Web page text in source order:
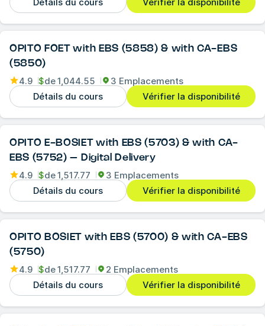
OPITO FOET with EBS (5858) & with CA-EBS
(5850)
4.9 $de1,044.55
3 Emplacements
Détails du cours
Vérifier la disponibilité
OPITO E-BOSIET with EBS (5703) & with CA-
EBS (5752) – Digital Delivery
4.9 $de1,517.77
3 Emplacements
Détails du cours
Vérifier la disponibilité
OPITO BOSIET with EBS (5700) & with CA-EBS
(5750)
4.9 $de1,517.77
2 Emplacements
Détails du cours
Vérifier la disponibilité